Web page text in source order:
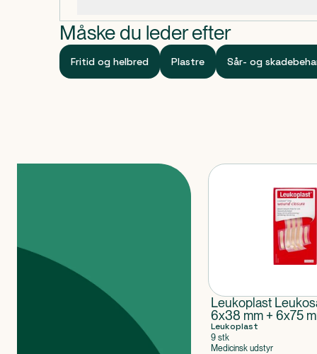
Måske du leder efter
Fritid og helbred Plastre Sår- og
Leukoplast
6x38 mm + 6x75
Leukoplast
9 stk
Medicinsk udstyr